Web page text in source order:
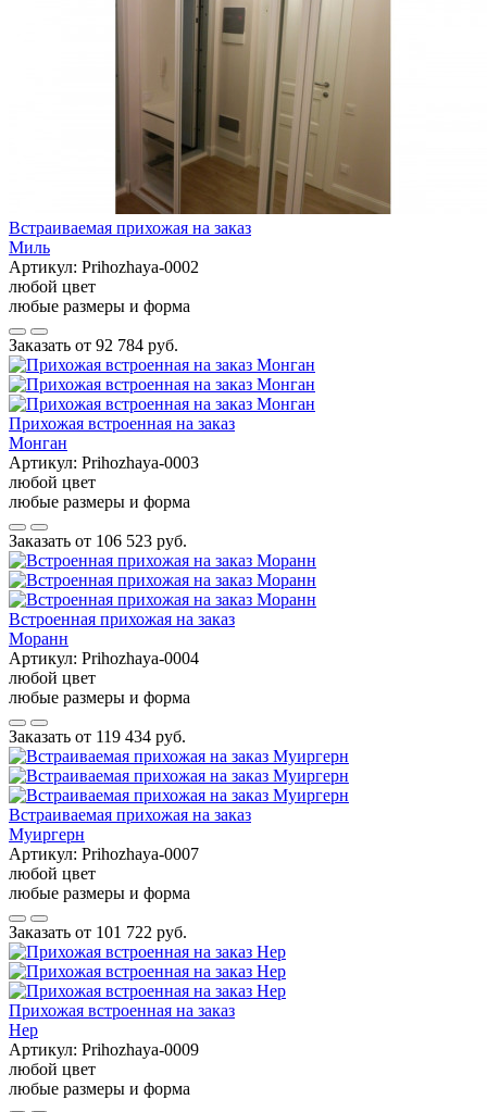
Встраиваемая прихожая на заказ
Миль
Артикул: Prihozhaya-0002
любой цвет
любые размеры и форма
Заказать от 92 784 руб.
Прихожая встроенная на заказ
Монган
Артикул: Prihozhaya-0003
любой цвет
любые размеры и форма
Заказать от 106 523 руб.
Встроенная прихожая на заказ
Моранн
Артикул: Prihozhaya-0004
любой цвет
любые размеры и форма
Заказать от 119 434 руб.
Встраиваемая прихожая на заказ
Муиргерн
Артикул: Prihozhaya-0007
любой цвет
любые размеры и форма
Заказать от 101 722 руб.
Прихожая встроенная на заказ
Нер
Артикул: Prihozhaya-0009
любой цвет
любые размеры и форма